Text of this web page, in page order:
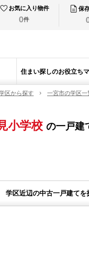
お気に入り物件
0件
保
住まい探しのお役立ち
区から探す 一宮市の学区一
小学校 の一戸建
学区近辺の中古一戸建てを